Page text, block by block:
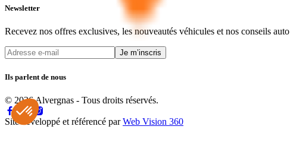
Newsletter
Recevez nos offres exclusives, les nouveautés véhicules et nos conseils auto
Je m’inscris
Ils parlent de nous
© 2026 Alvergnas - Tous droits réservés.
Site développé et référencé parWeb Vision 360